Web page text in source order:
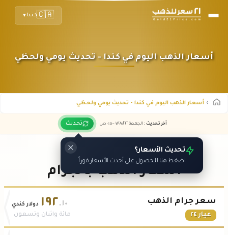
🇨🇦كندا ▼
أسعار الذهب اليوم في كندا - تحديث يومي ولحظي
أسعار الذهب اليوم في كندا - تحديث يومي ولحظي
آخر تحديث : الجمعة ٠٧ /٠٨/٢٠٢٦ - ٠١:٠٥ ص تحديث
تحديث الأسعار؟
اضغط هنا للحصول على أحدث الأسعار فوراً
أسعار الذهب بالجرام
سعر جرام الذهب
عيار ٢٤
١٩٢.١٠ دولار كندي
مائة واثنان وتسعون